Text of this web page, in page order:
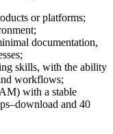
or platforms;
documentation,
skills, with the ability
workflows;
with a stable
and 40